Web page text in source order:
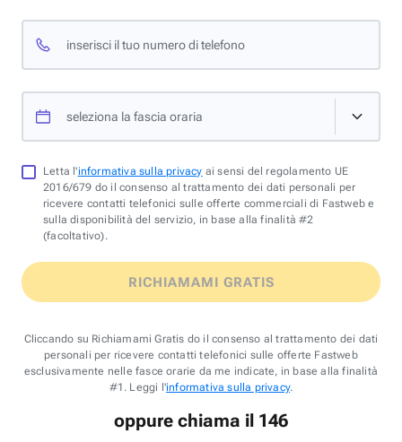
inserisci il tuo numero di telefono
seleziona la fascia oraria
Letta l'informativa sulla privacy ai sensi del regolamento UE
2016/679 do il consenso al trattamento dei dati personali per
ricevere contatti telefonici sulle offerte commerciali di Fastweb e
sulla disponibilità del servizio, in base alla finalità #2
(facoltativo).
RICHIAMAMI GRATIS
Cliccando su Richiamami Gratis do il consenso al trattamento dei dati
personali per ricevere contatti telefonici sulle offerte Fastweb
esclusivamente nelle fasce orarie da me indicate, in base alla finalità
#1. Leggi l'informativa sulla privacy.
oppure chiama il 146